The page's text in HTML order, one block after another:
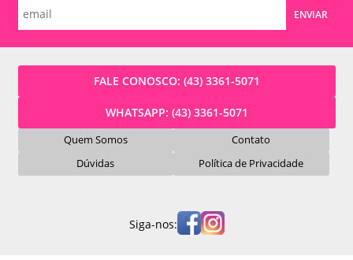
ENVIAR
FALE CONOSCO: (43) 3361-5071
WHATSAPP: (43) 3361-5071
Quem Somos
Contato
Dúvidas
Política de Privacidade
Siga-nos: